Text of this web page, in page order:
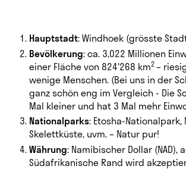
Hauptstadt: Windhoek (grösste
Bevölkerung: ca. 3,022 Millionen
einer Fläche von 824'268 km2 –
wenige Menschen. (Bei uns in der
ganz schön eng im Vergleich - Die
Mal kleiner und hat 3 Mal mehr
Nationalparks: Etosha-Nationalpark,
Skelettküste, uvm. – Natur pur!
Währung: Namibischer Dollar (NAD),
Südafrikanische Rand wird